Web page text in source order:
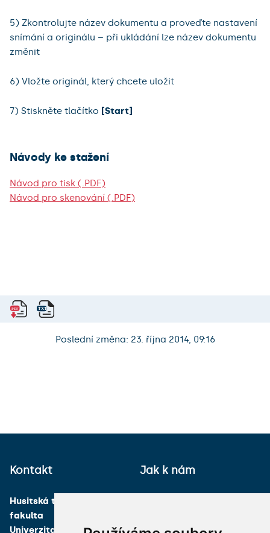
5) Zkontrolujte název dokumentu a proveďte nastavení
snímání a originálu – při ukládání lze název dokumentu
změnit
6) Vložte originál, který chcete uložit
7) Stiskněte tlačítko [Start]
Návody ke stažení
Návod pro tisk (.PDF)
Návod pro skenování (.PDF)
Poslední změna: 23. října 2014, 09:16
Kontakt
Husitská teologická
fakulta
Univerzita Karlova
Jak k nám